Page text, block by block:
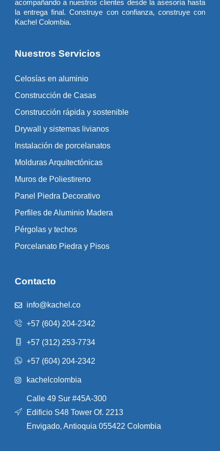
acompañando a nuestros clientes desde la asesoría hasta
la entrega final. Construye con confianza, construye con
Kachel Colombia.
Nuestros Servicios
Celosías en aluminio
Construcción de Casas
Construcción rápida y sostenible
Drywall y sistemas livianos
Instalación de porcelanatos
Molduras Arquitectónicas
Muros de Poliestireno
Panel Piedra Decorativo
Perfiles de Aluminio Madera
Pérgolas y techos
Porcelanato Piedra y Pisos
Contacto
info@kachel.co
+57 (604) 204-2342
+57 (312) 253-7734
+57 (604) 204-2342
kachelcolombia
Calle 49 Sur #45A-300
Edificio S48 Tower Of. 2213
Envigado, Antioquia 055422 Colombia